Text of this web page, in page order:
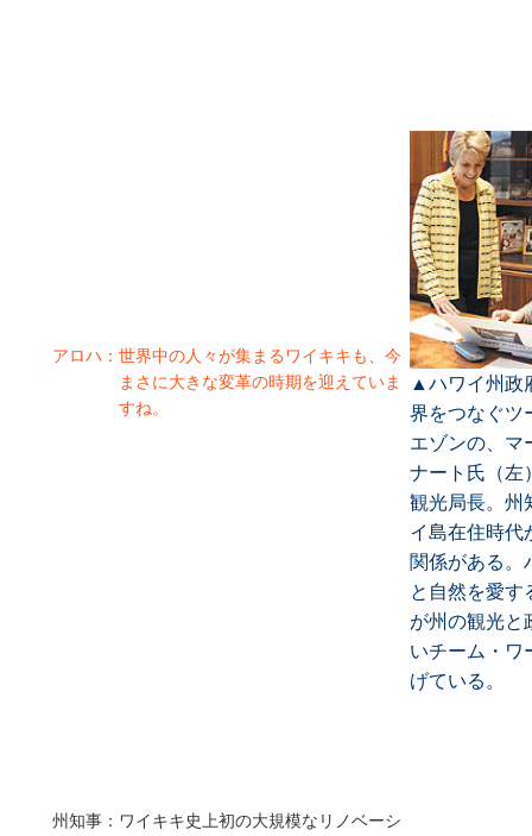
アロハ： 世界中の人々が集まるワイキキも、今
まさに大きな変革の時期を迎えていま
すね。
州知事： ワイキキ史上初の大規模なリノベーシ
▲ハワイ州政
界をつなぐツ
エゾンの、マ
ナート氏（左
観光局長。州
イ島在住時代
関係がある。
と自然を愛す
が州の観光と
いチーム・ワ
げている。